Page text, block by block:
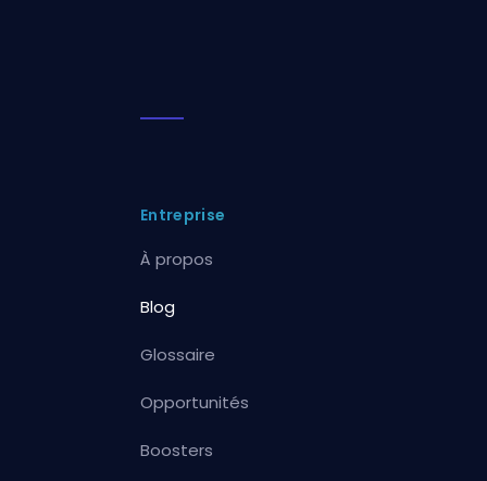
Entreprise
À propos
Blog
Glossaire
Opportunités
Boosters